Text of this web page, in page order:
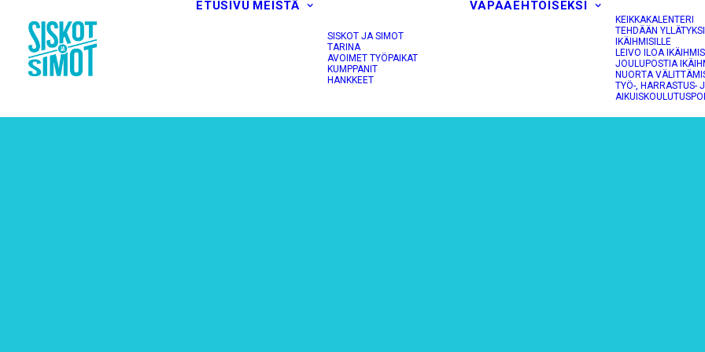
ETUSIVU MEISTÄ
SISKOT JA SIMOT
TARINA
AVOIMET TYÖPAIKAT
KUMPPANIT
HANKKEET
VAPAAEHTOISEKSI
KEIKKAKALENTERI
TEHDÄÄN
IKÄIHMISILLE
LEIVO ILOA
JOULUPOSTIA
NUORTA
TYÖ-, HARRASTUS-